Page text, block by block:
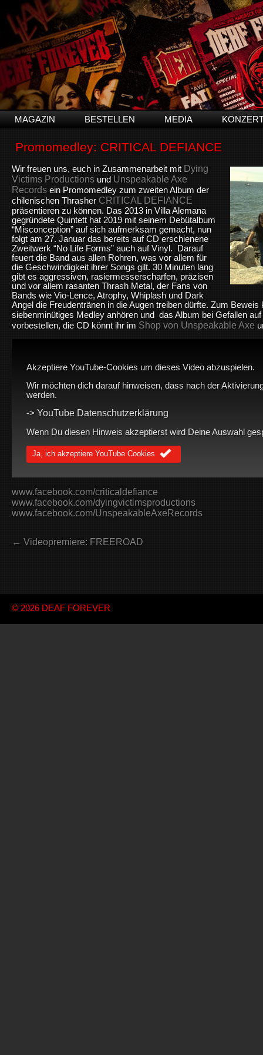
MAGAZIN BESTELLEN MEDIA
Promomedley: CRITICAL DEFIANCE
Wir freuen uns, euch in Zusammenarbeit mit Dying
Victims Productions und Unspeakable Axe
Records ein Promomedley zum zweiten Album der
chilenischen Thrasher CRITICAL DEFIANCE
präsentieren zu können. Das 2013 in Villa Alemana
gegründete Quintett hat 2019 mit seinem Debütalbum
“Misconception” auf sich aufmerksam gemacht, nun
folgt am 27. Januar das bereits auf CD erschienene
Zweitwerk “No Life Forms” auch auf Vinyl. Darauf
feuert die Band aus allen Rohren, was vor allem für
die Geschwindigkeit ihrer Songs gilt. 30 Minuten lang
gibt es aggressiven, rasiermesserscharfen, präzisen
und vor allem rasanten Thrash Metal, der Fans von
Bands wie Vio-Lence, Atrophy, Whiplash und Dark
Angel die Freudentränen in die Augen treiben dürfte. Zum
siebenminütiges Medley anhören und das Album bei Gefallen
vorbestellen, die CD könnt ihr im Shop von Unspeakable Axe
Akzeptiere YouTube-Cookies um dieses Video abzuspielen.
Wir möchten dich darauf hinweisen, dass nach der
werden.
-> YouTube Datenschutzerklärung
Wenn Du diesen Hinweis akzeptierst wird Deine Auswahl
Ja, ich akzeptiere YouTube Cookies
www.facebook.com/criticaldefiance
www.facebook.com/dyingvictimsproductions
www.facebook.com/UnspeakableAxeRecords
← Videopremiere: FREEROAD
© 2026 DEAF FOREVER